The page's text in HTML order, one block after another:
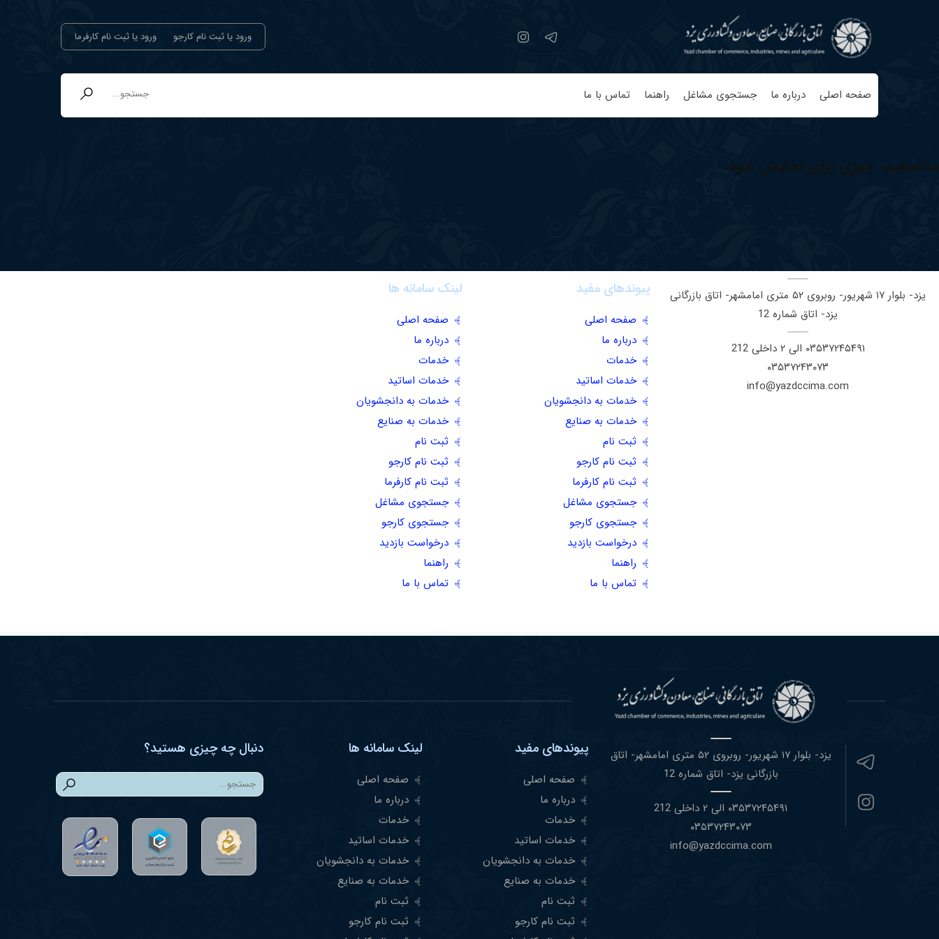
ورود یا ثبت نام کارجو ورود یا ثبت نام کارفرما
صفحه اصلی درباره ما جستجوی مشاغل راهنما تماس با ما
متاسفیم، چیزی برای نمایش نبود.
یزد- بلوار ١٧ شهریور- روبروی ۵٢ متری امامشهر- اتاق بازرگانی
یزد- اتاق شماره 12
۰٣۵٣٧٢۴۵۴٩١ الی ۲ داخلی 212
۰٣۵٣٧٢۴٣۰٧٣
info@yazdccima.com
پیوندهای مفید
صفحه اصلی
درباره ما
خدمات
خدمات اساتید
خدمات به دانجشویان
خدمات به صنایع
ثبت نام
ثبت نام کارجو
ثبت نام کارفرما
جستجوی مشاغل
جستجوی کارجو
درخواست بازدید
راهنما
تماس با ما
لینک سامانه ها
صفحه اصلی
درباره ما
خدمات
خدمات اساتید
خدمات به دانجشویان
خدمات به صنایع
ثبت نام
ثبت نام کارجو
ثبت نام کارفرما
جستجوی مشاغل
جستجوی کارجو
درخواست بازدید
راهنما
تماس با ما
یزد- بلوار ١٧ شهریور- روبروی ۵٢ متری امامشهر- اتاق
بازرگانی یزد- اتاق شماره 12
۰٣۵٣٧٢۴۵۴٩١ الی ۲ داخلی 212
۰٣۵٣٧٢۴٣۰٧٣
info@yazdccima.com
پیوندهای مفید
صفحه اصلی
درباره ما
خدمات
خدمات اساتید
خدمات به دانجشویان
خدمات به صنایع
ثبت نام
ثبت نام کارجو
لینک سامانه ها
صفحه اصلی
درباره ما
خدمات
خدمات اساتید
خدمات به دانجشویان
خدمات به صنایع
ثبت نام
ثبت نام کارجو
دنبال چه چیزی هستید؟